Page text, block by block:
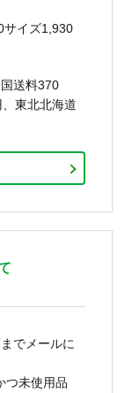
サイズ1,930
送料370
東北北海道
でメールに
つ未使用品